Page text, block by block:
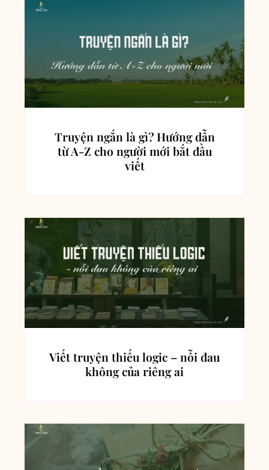
Truyện ngắn là gì? Hướng dẫn
từ A-Z cho người mới bắt đầu
viết
Viết truyện thiếu logic – nỗi đau
không của riêng ai